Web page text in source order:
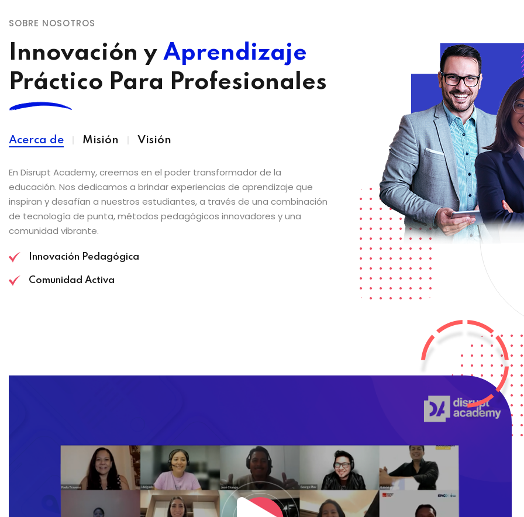
SOBRE NOSOTROS
Innovación y Aprendizaje
Práctico Para Profesionales
Acerca de Misión Visión
En Disrupt Academy, creemos en el poder transformador de la
educación. Nos dedicamos a brindar experiencias de aprendizaje que
inspiran y desafían a nuestros estudiantes, a través de una combinación
de tecnología de punta, métodos pedagógicos innovadores y una
comunidad vibrante.
Innovación Pedagógica
Comunidad Activa